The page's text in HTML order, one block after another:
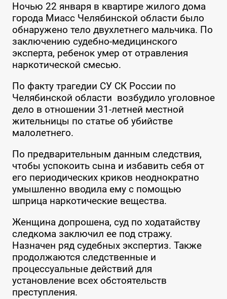
Ночью 22 января в квартире жилого дома
города Миасс Челябинской области было
обнаружено тело двухлетнего мальчика. По
заключению судебно-медицинского
эксперта, ребенок умер от отравления
наркотической смесью.
По факту трагедии СУ СК России по
Челябинской области возбудило уголовное
дело в отношении 31-летней местной
жительницы по статье об убийстве
малолетнего.
По предварительным данным следствия,
чтобы успокоить сына и избавить себя от
его периодических криков неоднократно
умышленно вводила ему с помощью
шприца наркотические вещества.
Женщина допрошена, суд по ходатайству
следкома заключил ее под стражу.
Назначен ряд судебных экспертиз. Также
продолжаются следственные и
процессуальные действий для
установление всех обстоятельств
преступления.